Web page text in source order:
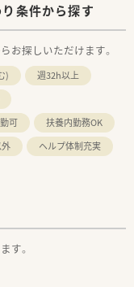
条件から探す
お探しいただけます。
)
週32h以上
可
扶養内勤務OK
ヘルプ体制充実
す。